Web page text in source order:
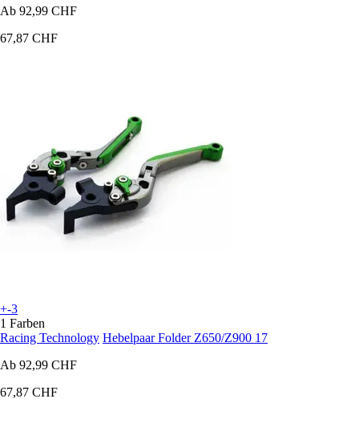
Ab 92,99 CHF
67,87 CHF
+-3
1 Farben
Racing Technology Hebelpaar Folder Z650/Z900 17
Ab 92,99 CHF
67,87 CHF